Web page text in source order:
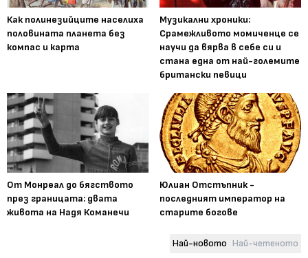
Как полинезийците населиха
половината планета без
компас и карта
Музикални хроники:
Срамежливото момиченце се
научи да вярва в себе си и
стана една от най-големите
британски певици
От Монреал до бягството
през границата: двата
живота на Надя Команечи
Юлиан Отстъпник -
последният император на
старите богове
Най-новото Най-четеното